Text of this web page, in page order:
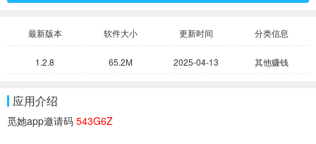
最新版本 软件大小 更新时间 分类信息
1.2.8 65.2M 2025-04-13 其他赚钱
应用介绍
觅她app邀请码 543G6Z